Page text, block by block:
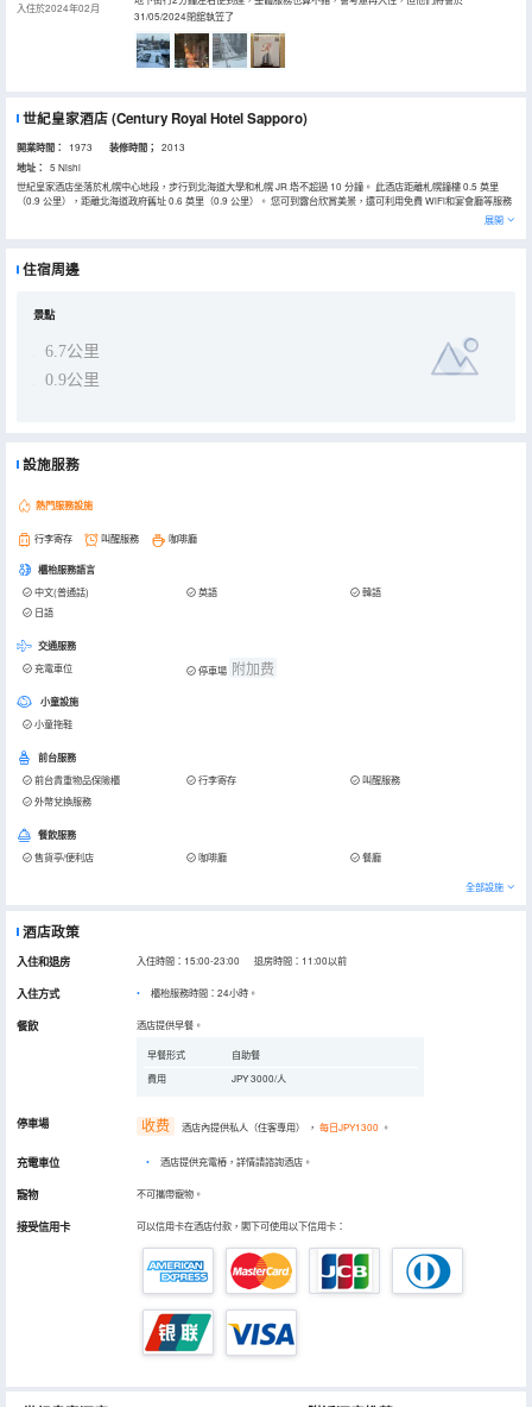
入住於2024年02月
31/05/2024閉舘執笠了
世紀皇家酒店(Century Royal Hotel Sapporo)
開業時間： 1973 装修時間； 2013
地址：
5 Nishi
世紀皇家酒店坐落於札幌中心地段，步行到北海道大學和札幌 JR 塔不超過 10 分鐘。 此酒店距離札幌鐘樓 0.5 英里
（0.9 公里），距離北海道政府舊址 0.6 英里（0.9 公里）。 您可到露台欣賞美景，還可利用免費 WiFi和宴會廳等服務
和設施。 酒店設有多家餐飲設施，包括 3 間餐廳和咖啡館。您不妨選擇去YUUYOO TERRACE享用 無國界融合菜。 在
盆浴組合的私人浴室提供浸泡浴缸和免費洗浴用品。便利設施包括電話，以及保險箱和書桌。
展開
住宿周邊
景點
6.7公里
0.9公里
設施服務
熱門服務設施
行李寄存 叫醒服務 咖啡廳
櫃枱服務語言
中文(普通話) 英語
韓語
日語
交通服務
充電車位 停車場 附加费
小童設施
小童拖鞋
前台服務
前台貴重物品保險櫃 行李寄存
叫醒服務
外幣兌換服務
餐飲服務
售貨亭/便利店 咖啡廳 餐廳
全部設施
酒店政策
入住和退房 入住時間：15:00-23:00 退房時間：11:00以前
入住方式 櫃枱服務時間：24小時。
餐飲 酒店提供早餐。
早餐形式
自助餐
費用
JPY 3000/人
停車場 收费 酒店內提供私人（住客專用） ， 每日JPY1300 。
充電車位 • 酒店提供充電樁，詳情請諮詢酒店。
寵物 不可攜帶寵物。
接受信用卡 可以信用卡在酒店付款，閣下可使用以下信用卡：